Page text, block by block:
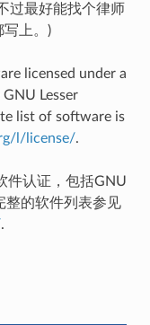
过最好能找个律师
写上。)
licensed under a
Lesser
list of software is
l/license/.
件认证，包括GNU
整的软件列表参见
.